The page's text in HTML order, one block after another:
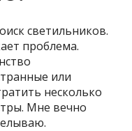
светильников.
проблема.
или
несколько
Мне вечно